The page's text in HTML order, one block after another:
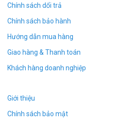
Chính sách dổi trả
Chính sách bảo hành
Hướng dẫn mua hàng
Giao hàng & Thanh toán
Khách hàng doanh nghiệp
Giới thiệu
Chính sách bảo mật